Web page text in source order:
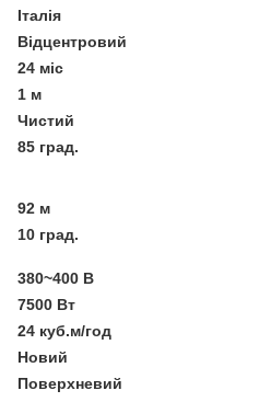
Італія
Відцентровий
24 міс
1 м
Чистий
85 град.
92 м
10 град.
380~400 В
7500 Вт
24 куб.м/год
Новий
Поверхневий